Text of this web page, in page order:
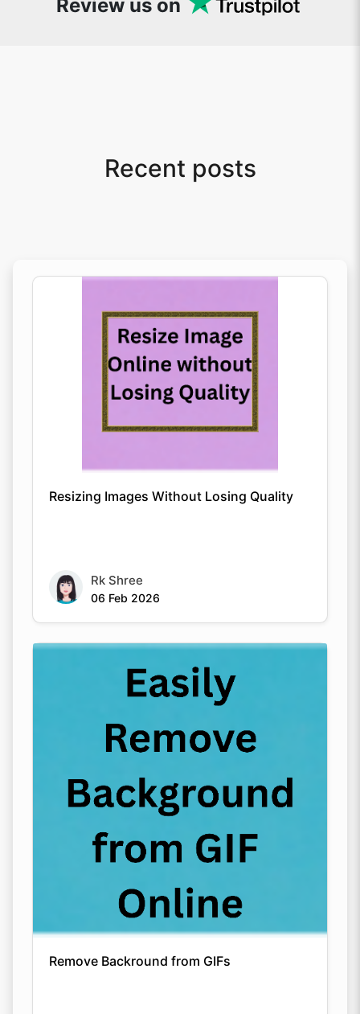
Review us on
Recent posts
Resizing Images Without Losing Quality
Rk Shree
06 Feb 2026
Remove Backround from GIFs